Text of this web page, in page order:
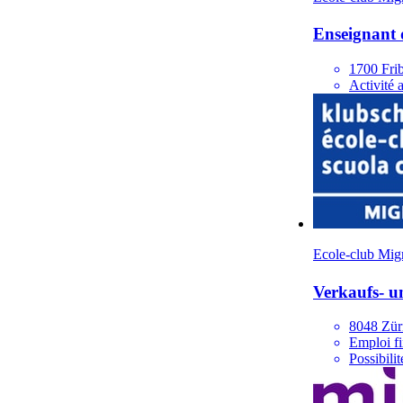
Enseignant
1700
Activité
Ecole-club
Verkaufs-
8048
Emploi